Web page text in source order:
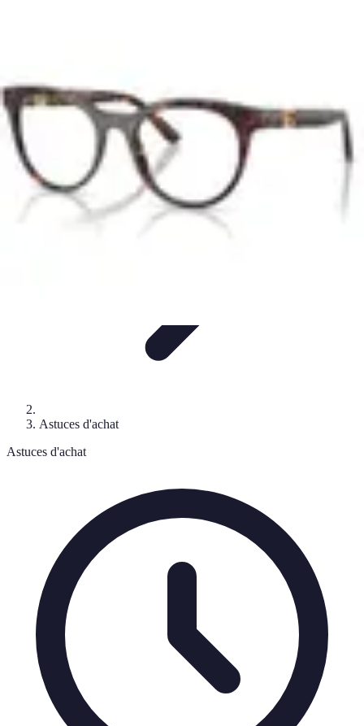
Deal Boutique Express
Astuces d'achat
Astuces d'achat